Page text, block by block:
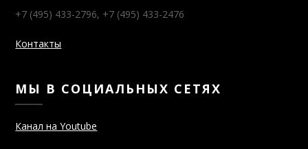
+7 (495) 433-2796, +7 (495) 433-2476
Контакты
МЫ В СОЦИАЛЬНЫХ СЕТЯХ
Канал на Youtube